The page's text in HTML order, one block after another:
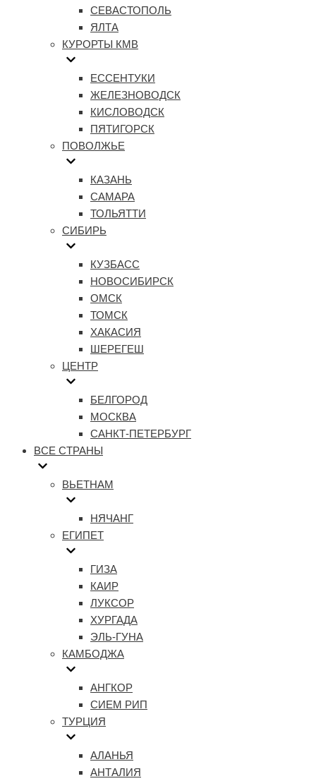
СЕВАСТОПОЛЬ
ЯЛТА
КУРОРТЫ КМВ
ЕССЕНТУКИ
ЖЕЛЕЗНОВОДСК
КИСЛОВОДСК
ПЯТИГОРСК
ПОВОЛЖЬЕ
КАЗАНЬ
САМАРА
ТОЛЬЯТТИ
СИБИРЬ
КУЗБАСС
НОВОСИБИРСК
ОМСК
ТОМСК
ХАКАСИЯ
ШЕРЕГЕШ
ЦЕНТР
БЕЛГОРОД
МОСКВА
САНКТ-ПЕТЕРБУРГ
ВСЕ СТРАНЫ
ВЬЕТНАМ
НЯЧАНГ
ЕГИПЕТ
ГИЗА
КАИР
ЛУКСОР
ХУРГАДА
ЭЛЬ-ГУНА
КАМБОДЖА
АНГКОР
СИЕМ РИП
ТУРЦИЯ
АЛАНЬЯ
АНТАЛИЯ